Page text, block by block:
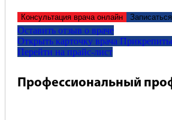
Консультация врача онлайн
Оставить отзыв о враче
Открыть карточку врача
Перейти на прайс-лист
Профессиональный